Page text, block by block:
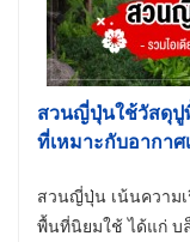
สวนญี่ปุ่นใช้วัสดุปู
ที่เหมาะกับอากาศ
สวนญี่ปุ่น เน้นความ
พื้นที่นิยมใช้ ได้แก่ บ